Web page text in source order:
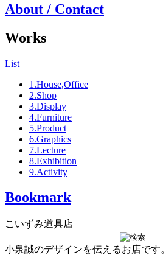
About / Contact
Works
List
1.House,Office
2.Shop
3.Display
4.Furniture
5.Product
6.Graphics
7.Lecture
8.Exhibition
9.Activity
Bookmark
こいずみ道具店
小泉誠のデザインを伝えるお店です。